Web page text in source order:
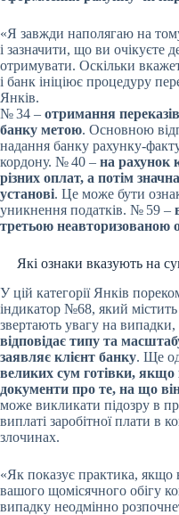
«Я завжди наполягаю на
і зазначити, що ви очікуєте
отримувати. Оскільки
і банк ініціює процедуру
Янків.
№ 34 – отримання
банку метою. Основною
надання банку рахунку-
кордону. № 40 – на рахунок
різних оплат, а потім
установі. Це може бути
уникнення податків. № 59 –
третьою неавторизованою
Які ознаки вказують на
У цій категорії Янків
індикатор №68, який
звертають увагу на випадки,
відповідає типу та
заявляє клієнт банку. Ще
великих сум готівки, якщо
документи про те, на що
може викликати підозру в
виплаті заробітної плати в
злочинах.
«Як показує практика, якщо
вашого щомісячного обігу
випадку неодмінно